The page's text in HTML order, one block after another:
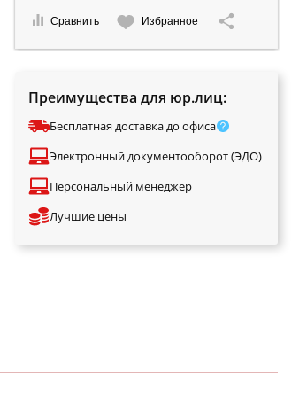
Сравнить Избранное
Преимущества для юр.лиц:
Бесплатная доставка до офиса
Электронный документооборот (ЭДО)
Персональный менеджер
Лучшие цены